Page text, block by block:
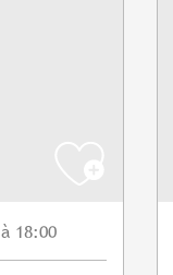
à 18:00